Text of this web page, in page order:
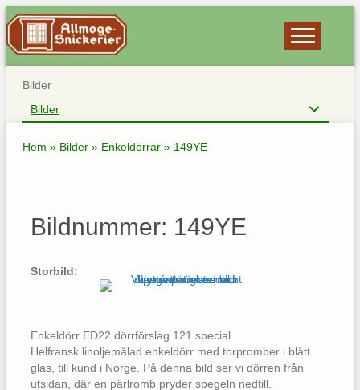
Bilder
Bilder
Hem » Bilder » Enkeldörrar » 149YE
Bildnummer: 149YE
Storbild:
Enkeldörr ED22 dörrförslag 121 special
Helfransk linoljemålad enkeldörr med torpromber i blått
glas, till kund i Norge. På denna bild ser vi dörren från
utsidan, där en pärlromb pryder spegeln nedtill.